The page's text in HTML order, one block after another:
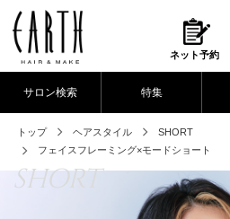
ネット予約
サロン検索 特集
トップ ヘアスタイル
SHORT
フェイスフレーミング×モードショート
SHORT